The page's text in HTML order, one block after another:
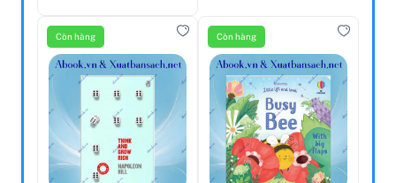
Còn hàng Còn hàng